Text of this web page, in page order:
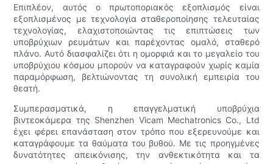
Επιπλέον, αυτός ο πρωτοποριακός εξοπλισμός είναι
εξοπλισμένος με τεχνολογία σταθεροποίησης τελευταίας
τεχνολογίας, ελαχιστοποιώντας τις επιπτώσεις των
υποβρύχιων ρευμάτων και παρέχοντας ομαλό, σταθερό
πλάνο. Αυτό διασφαλίζει ότι η ομορφιά και το μεγαλείο του
υποβρύχιου κόσμου μπορούν να καταγραφούν χωρίς καμία
παραμόρφωση, βελτιώνοντας τη συνολική εμπειρία του
θεατή.
Συμπερασματικά, η επαγγελματική υποβρύχια
βιντεοκάμερα της Shenzhen Vicam Mechatronics Co., Ltd
έχει φέρει επανάσταση στον τρόπο που εξερευνούμε και
καταγράφουμε τα θαύματα του βυθού. Με τις προηγμένες
δυνατότητες απεικόνισης, την ανθεκτικότητα και τα